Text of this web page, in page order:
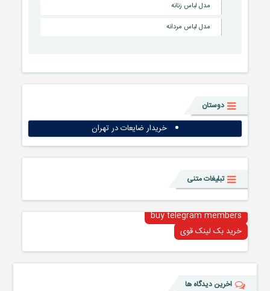
مدل لباس زنانه
مدل لباس مردانه
دوستان
خریدار ضایعات در تهران
تبلیغات متنی
buy telegram members
خرید بک لینک قوی
اخرین دیدگاه ها